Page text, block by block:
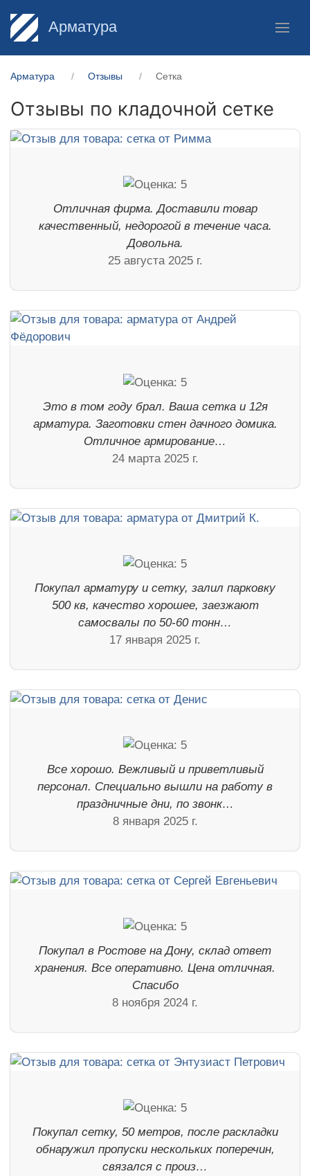
Арматура
Арматура Отзывы Сетка
Отзывы по кладочной сетке
Отличная фирма. Доставили товар
качественный, недорогой в течение часа.
Довольна.
25 августа 2025 г.
Это в том году брал. Ваша сетка и 12я
арматура. Заготовки стен дачного домика.
Отличное армирование…
24 марта 2025 г.
Покупал арматуру и сетку, залил парковку
500 кв, качество хорошее, заезжают
самосвалы по 50-60 тонн…
17 января 2025 г.
Все хорошо. Вежливый и приветливый
персонал. Специально вышли на работу в
праздничные дни, по звонк…
8 января 2025 г.
Покупал в Ростове на Дону, склад ответ
хранения. Все оперативно. Цена отличная.
Спасибо
8 ноября 2024 г.
Покупал сетку, 50 метров, после раскладки
обнаружил пропуски нескольких поперечин,
связался с произ…